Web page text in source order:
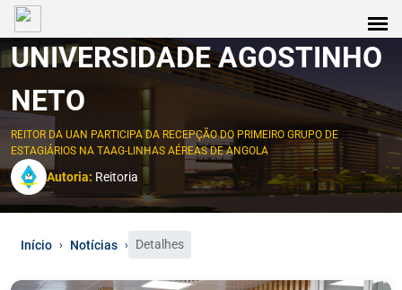
UNIVERSIDADE AGOSTINHO
NETO
REITOR DA UAN PARTICIPA DA RECEPÇÃO DO PRIMEIRO GRUPO DE
ESTAGIÁRIOS NA TAAG-LINHAS AÉREAS DE ANGOLA
Autoria: Reitoria
Início › Notícias › Detalhes